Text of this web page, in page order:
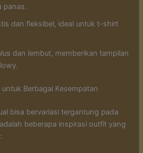
panas.
dan fleksibel, ideal untuk t-shirt
dan lembut, memberikan tampilan
Berbagai Kesempatan
bisa bervariasi tergantung pada
beberapa inspirasi outfit yang